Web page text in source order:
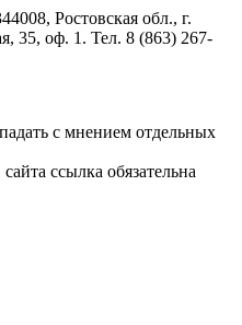
Ростовская обл., г.
35, оф. 1. Тел. 8 (863) 267-
с мнением отдельных
ссылка обязательна